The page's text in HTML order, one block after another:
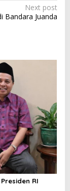
Next post
Bandara Juanda
RI